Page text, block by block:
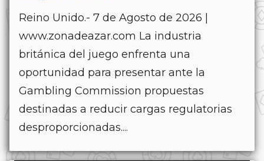
Reino Unido.- 7 de Agosto de 2026 |
www.zonadeazar.com La industria
británica del juego enfrenta una
oportunidad para presentar ante la
Gambling Commission propuestas
destinadas a reducir cargas regulatorias
desproporcionadas....